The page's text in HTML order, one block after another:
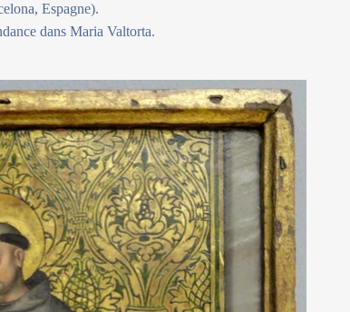
Espagne).
dans Maria Valtorta.